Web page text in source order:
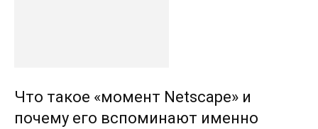
Что такое «момент Netscape» и
почему его вспоминают именно